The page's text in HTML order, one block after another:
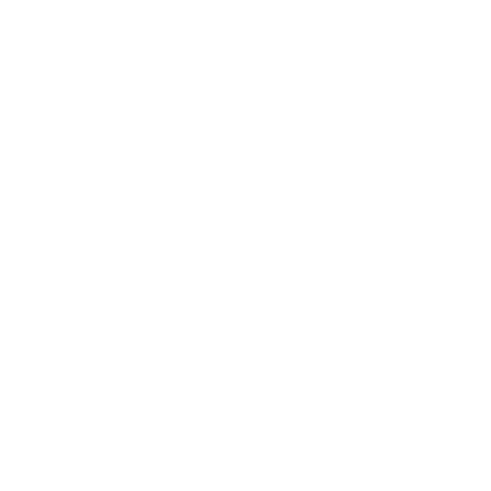
挙について
本医師会主催 『日医かかりつけ医機能研修制度 令和７年度応用研修会（